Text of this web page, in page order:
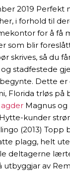
2019 Perfekt
i forhold til
for å få
som blir
skrives, så du
stadfestede
Dette
Florida trløs
Magnus og
kunder
(2013)
plagg, helt
deltagerne
utbyggjar av